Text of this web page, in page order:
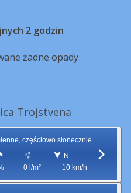
2 godzin
żadne opady
Trojstvena
częściowo słonecznie
0 l/m²
N
10 km/h